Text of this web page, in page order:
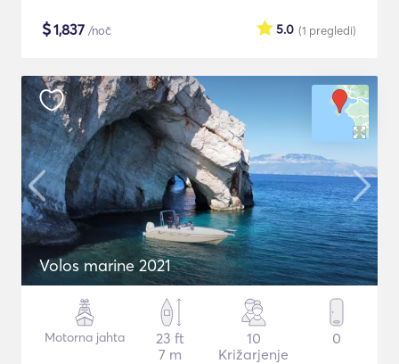
$1,837 /noč (1 pregledi)
5.0
Volos marine 2021
Motorna jahta
23 ft
7 m
10
Križarjenje
0